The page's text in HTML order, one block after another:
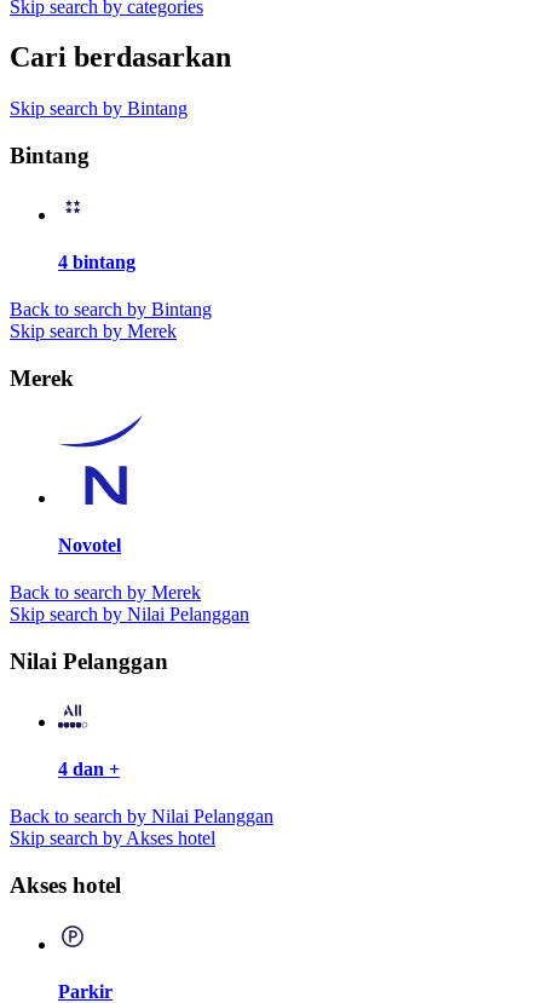
Skip search by categories
Cari berdasarkan
Skip search by Bintang
Bintang
4 bintang
Back to search by Bintang
Skip search by Merek
Merek
Novotel
Back to search by Merek
Skip search by Nilai Pelanggan
Nilai Pelanggan
4 dan +
Back to search by Nilai Pelanggan
Skip search by Akses hotel
Akses hotel
Parkir